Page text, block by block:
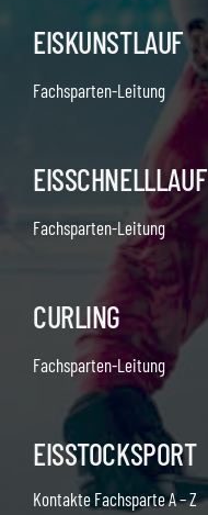
EISKUNSTLAUF
Fachsparten-Leitung
EISSCHNELLLAUF
Fachsparten-Leitung
CURLING
Fachsparten-Leitung
EISSTOCKSPORT
Kontakte Fachsparte A – Z